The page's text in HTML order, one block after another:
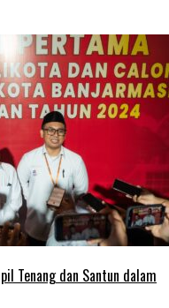
Tenang dan Santun dalam